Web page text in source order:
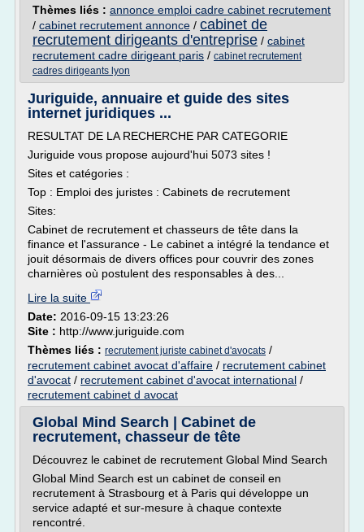
Thèmes liés : annonce emploi cadre cabinet recrutement
/ cabinet recrutement annonce / cabinet de
recrutement dirigeants d'entreprise / cabinet
recrutement cadre dirigeant paris / cabinet recrutement
cadres dirigeants lyon
Juriguide, annuaire et guide des sites
internet juridiques ...
RESULTAT DE LA RECHERCHE PAR CATEGORIE
Juriguide vous propose aujourd'hui 5073 sites !
Sites et catégories :
Top : Emploi des juristes : Cabinets de recrutement
Sites:
Cabinet de recrutement et chasseurs de tête dans la
finance et l'assurance - Le cabinet a intégré la tendance et
jouit désormais de divers offices pour couvrir des zones
charnières où postulent des responsables à des...
Lire la suite
Date: 2016-09-15 13:23:26
Site : http://www.juriguide.com
Thèmes liés : recrutement juriste cabinet d'avocats /
recrutement cabinet avocat d'affaire / recrutement cabinet
d'avocat / recrutement cabinet d'avocat international /
recrutement cabinet d avocat
Global Mind Search | Cabinet de
recrutement, chasseur de tête
Découvrez le cabinet de recrutement Global Mind Search
Global Mind Search est un cabinet de conseil en
recrutement à Strasbourg et à Paris qui développe un
service adapté et sur-mesure à chaque contexte
rencontré.